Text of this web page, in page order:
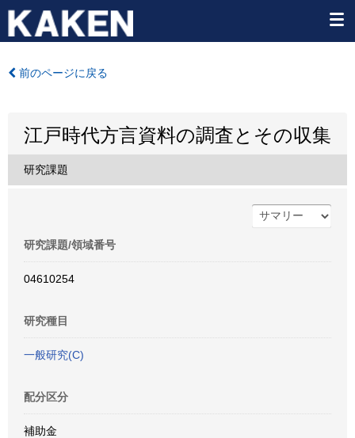
前のページに戻る
江戸時代方言資料の調査とその収集
研究課題
研究課題/領域番号
04610254
研究種目
一般研究(C)
配分区分
補助金